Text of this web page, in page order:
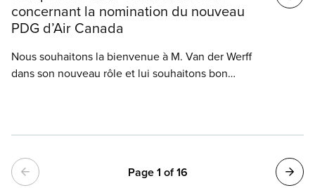
concernant la nomination du nouveau
PDG d’Air Canada
Nous souhaitons la bienvenue à M. Van der Werff
dans son nouveau rôle et lui souhaitons bon
10 000 employé(e)s.
Pagination Page 1 of 16